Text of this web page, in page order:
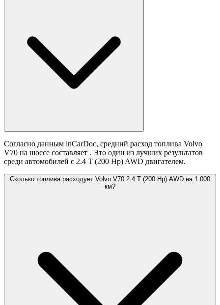
Согласно данным inCarDoc, средний расход топлива Volvo
V70 на шоссе составляет . Это один из лучших результатов
среди автомобилей с 2.4 T (200 Hp) AWD двигателем.
Сколько топлива расходует Volvo V70 2.4 T (200 Hp) AWD на 1 000
км?